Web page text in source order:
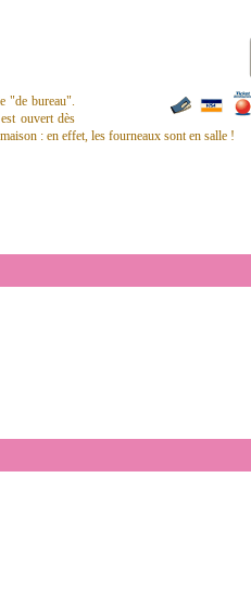
"de bureau".
ouvert dès
: en effet, les fourneaux sont en salle !